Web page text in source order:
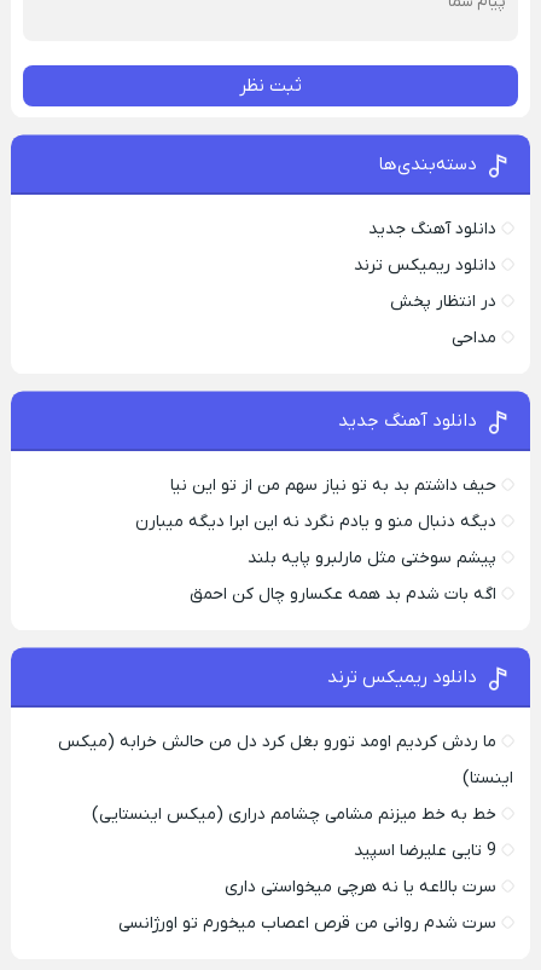
ثبت نظر
دسته‌بندی‌ها
دانلود آهنگ جدید
دانلود ریمیکس ترند
در انتظار پخش
مداحی
دانلود آهنگ جدید
حیف داشتم بد به تو نیاز سهم من از تو این نیا
دیگه دنبال منو و یادم نگرد نه این ابرا دیگه میبارن
پیشم سوختی مثل مارلبرو پایه بلند
اگه بات شدم بد همه عکسارو چال کن احمق
دانلود ریمیکس ترند
ما ردش کردیم اومد تورو بغل کرد دل من حالش خرابه (میکس
اینستا)
خط به خط میزنم مشامی چشامم دراری (میکس اینستایی)
9 تایی علیرضا اسپید
سرت بالاعه یا نه هرچی میخواستی داری
سرت شدم روانی من قرص اعصاب میخورم تو اورژانسی